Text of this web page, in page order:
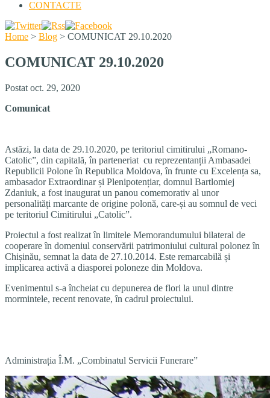
CONTACTE
Home > Blog > COMUNICAT 29.10.2020
COMUNICAT 29.10.2020
Postat oct. 29, 2020
Comunicat
Astăzi, la data de 29.10.2020, pe teritoriul cimitirului „Romano-
Catolic”, din capitală, în parteneriat cu reprezentanții Ambasadei
Republicii Polone în Republica Moldova, în frunte cu Excelența sa,
ambasador Extraordinar și Plenipotențiar, domnul Bartlomiej
Zdaniuk, a fost inaugurat un panou comemorativ al unor
personalități marcante de origine polonă, care-și au somnul de veci
pe teritoriul Cimitirului „Catolic”.
Proiectul a fost realizat în limitele Memorandumului bilateral de
cooperare în domeniul conservării patrimoniului cultural polonez în
Chișinău, semnat la data de 27.10.2014. Este remarcabilă și
implicarea activă a diasporei poloneze din Moldova.
Evenimentul s-a încheiat cu depunerea de flori la unul dintre
mormintele, recent renovate, în cadrul proiectului.
Administrația Î.M. „Combinatul Servicii Funerare”